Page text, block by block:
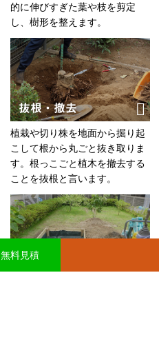
的に伸びすぎた葉や枝を剪定
し、樹形を整えます。
抜根・撤去
植栽や切り株を地面から掘り起
こして根から丸ごと抜き取りま
す。根っこごと植木を撤去する
ことを抜根と言います。
無料見積